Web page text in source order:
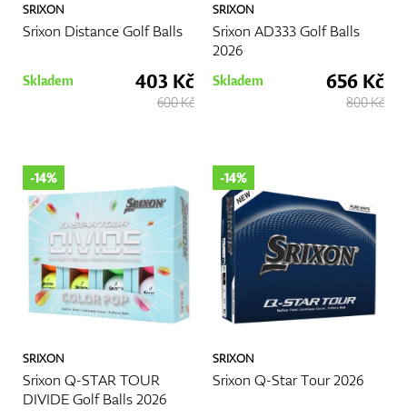
SRIXON
Srixon Distance Golf Balls
Skladem 403 Kč
600 Kč
SRIXON
Srixon AD333 Golf Balls
2026
Skladem 656 Kč
800 Kč
SRIXON
Srixon Q-STAR TOUR
DIVIDE Golf Balls 2026
-14%
SRIXON
Srixon Q-Star Tour 2026
-14%